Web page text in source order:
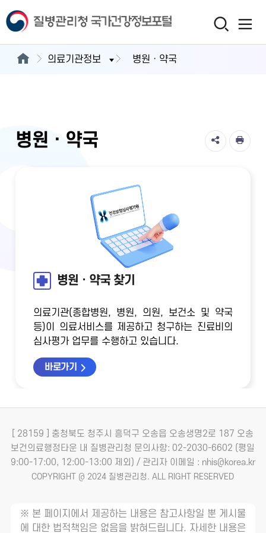
의료기관정보 병원ㆍ약국
병원ㆍ약국
병원ㆍ약국 찾기
의료기관(종합병원, 병원, 의원, 보건소 및 약국
등)이 의료서비스를 제공하고 청구하는 진료비의
심사평가 업무를 수행하고 있습니다.
바로가기
[ 28159 ] 충청북도 청주시 흥덕구 오송읍 오송생명2로 187 오송
보건의료행정타운 내 질병관리청 문의사항: 02-2030-6602 (평일
9:00-17:00, 12:00-13:00 제외) / 관리자 이메일 : nhis@korea.kr
COPYRIGHT @ 2024 질병관리청. ALL RIGHT RESERVED
※ 본 페이지에서 제공하는 내용은 참고사항일 뿐 게시물
에 대한 법적책임은 없음을 밝혀드립니다. 자세한 내용은